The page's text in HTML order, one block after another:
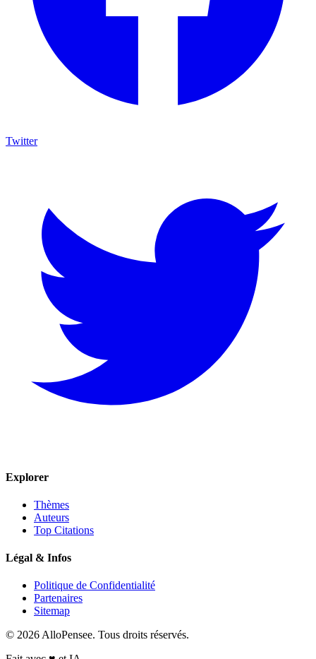
Twitter
Explorer
Thèmes
Auteurs
Top Citations
Légal & Infos
Politique de Confidentialité
Partenaires
Sitemap
© 2026 AlloPensee. Tous droits réservés.